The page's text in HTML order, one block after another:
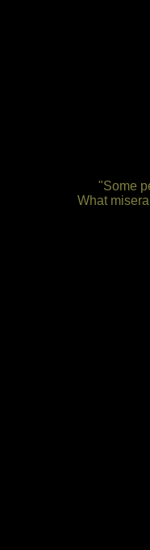
"Some
What